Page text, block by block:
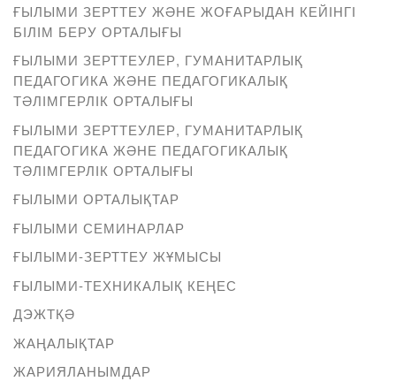
ҒЫЛЫМИ ЗЕРТТЕУ ЖӘНЕ ЖОҒАРЫДАН КЕЙІНГІ
БІЛІМ БЕРУ ОРТАЛЫҒЫ
ҒЫЛЫМИ ЗЕРТТЕУЛЕР, ГУМАНИТАРЛЫҚ
ПЕДАГОГИКА ЖӘНЕ ПЕДАГОГИКАЛЫҚ
ТӘЛІМГЕРЛІК ОРТАЛЫҒЫ
ҒЫЛЫМИ ЗЕРТТЕУЛЕР, ГУМАНИТАРЛЫҚ
ПЕДАГОГИКА ЖӘНЕ ПЕДАГОГИКАЛЫҚ
ТӘЛІМГЕРЛІК ОРТАЛЫҒЫ
ҒЫЛЫМИ ОРТАЛЫҚТАР
ҒЫЛЫМИ СЕМИНАРЛАР
ҒЫЛЫМИ-ЗЕРТТЕУ ЖҰМЫСЫ
ҒЫЛЫМИ-ТЕХНИКАЛЫҚ КЕҢЕС
ДЭЖТҚӘ
ЖАҢАЛЫҚТАР
ЖАРИЯЛАНЫМДАР